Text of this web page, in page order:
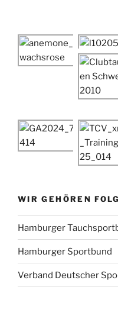
i
s
WIR GEHÖREN
Hamburger
Hamburger Sportbund
Verband Deutscher